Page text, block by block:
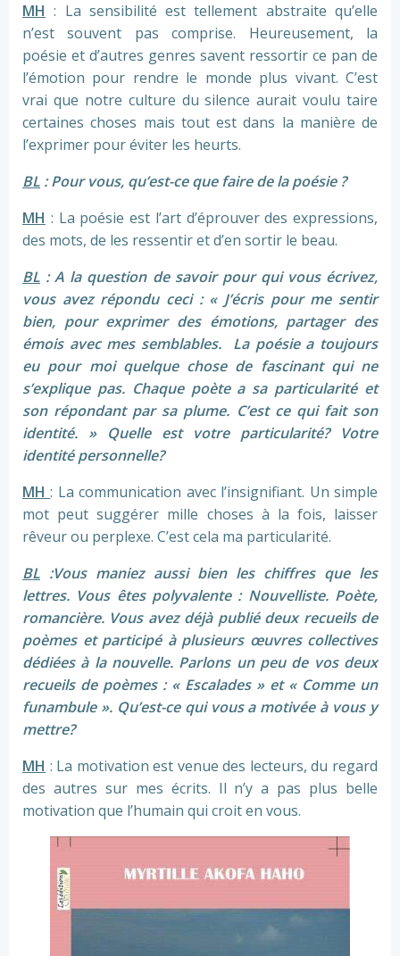
MH : La sensibilité est tellement abstraite qu’elle
n’est souvent pas comprise. Heureusement, la
poésie et d’autres genres savent ressortir ce pan de
l’émotion pour rendre le monde plus vivant. C’est
vrai que notre culture du silence aurait voulu taire
certaines choses mais tout est dans la manière de
l’exprimer pour éviter les heurts.
BL : Pour vous, qu’est-ce que faire de la poésie ?
MH : La poésie est l’art d’éprouver des expressions,
des mots, de les ressentir et d’en sortir le beau.
BL : A la question de savoir pour qui vous écrivez,
vous avez répondu ceci : « J’écris pour me sentir
bien, pour exprimer des émotions, partager des
émois avec mes semblables. La poésie a toujours
eu pour moi quelque chose de fascinant qui ne
s’explique pas. Chaque poète a sa particularité et
son répondant par sa plume. C’est ce qui fait son
identité. » Quelle est votre particularité? Votre
identité personnelle?
MH: La communication avec l’insignifiant. Un simple
mot peut suggérer mille choses à la fois, laisser
rêveur ou perplexe. C’est cela ma particularité.
BL :Vous maniez aussi bien les chiffres que les
lettres. Vous êtes polyvalente : Nouvelliste. Poète,
romancière. Vous avez déjà publié deux recueils de
poèmes et participé à plusieurs œuvres collectives
dédiées à la nouvelle. Parlons un peu de vos deux
recueils de poèmes : « Escalades » et « Comme un
funambule ». Qu’est-ce qui vous a motivée à vous y
mettre?
MH : La motivation est venue des lecteurs, du regard
des autres sur mes écrits. Il n’y a pas plus belle
motivation que l’humain qui croit en vous.